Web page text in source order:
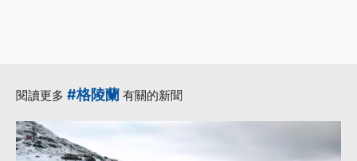
閱讀更多 #格陵蘭 有關的新聞